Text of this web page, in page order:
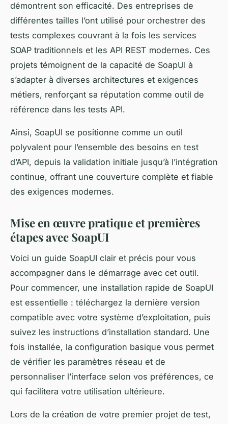
démontrent son efficacité. Des entreprises de
différentes tailles l’ont utilisé pour orchestrer des
tests complexes couvrant à la fois les services
SOAP traditionnels et les API REST modernes. Ces
projets témoignent de la capacité de SoapUI à
s’adapter à diverses architectures et exigences
métiers, renforçant sa réputation comme outil de
référence dans les tests API.
Ainsi, SoapUI se positionne comme un outil
polyvalent pour l’ensemble des besoins en test
d’API, depuis la validation initiale jusqu’à l’intégration
continue, offrant une couverture complète et fiable
des exigences modernes.
Mise en œuvre pratique et premières
étapes avec SoapUI
Voici un guide SoapUI clair et précis pour vous
accompagner dans le démarrage avec cet outil.
Pour commencer, une installation rapide de SoapUI
est essentielle : téléchargez la dernière version
compatible avec votre système d’exploitation, puis
suivez les instructions d’installation standard. Une
fois installée, la configuration basique vous permet
de vérifier les paramètres réseau et de
personnaliser l’interface selon vos préférences, ce
qui facilitera votre utilisation ultérieure.
Lors de la création de votre premier projet de test,